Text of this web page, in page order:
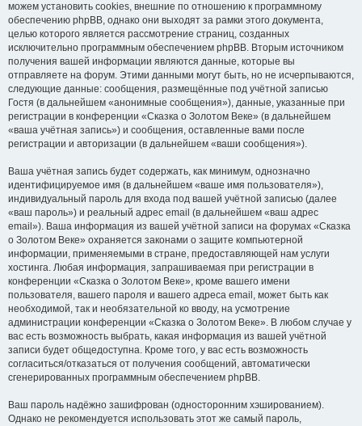
можем установить cookies, внешние по отношению к программному
обеспечению phpBB, однако они выходят за рамки этого документа,
целью которого является рассмотрение страниц, созданных
исключительно программным обеспечением phpBB. Вторым источником
получения вашей информации являются данные, которые вы
отправляете на форум. Этими данными могут быть, но не исчерпываются,
следующие данные: сообщения, размещённые под учётной записью
Гостя (в дальнейшем «анонимные сообщения»), данные, указанные при
регистрации в конференции «Сказка о Золотом Веке» (в дальнейшем
«ваша учётная запись») и сообщения, оставленные вами после
регистрации и авторизации (в дальнейшем «ваши сообщения»).
Ваша учётная запись будет содержать, как минимум, однозначно
идентифицируемое имя (в дальнейшем «ваше имя пользователя»),
индивидуальный пароль для входа под вашей учётной записью (далее
«ваш пароль») и реальный адрес email (в дальнейшем «ваш адрес
email»). Ваша информация из вашей учётной записи на форумах «Сказка
о Золотом Веке» охраняется законами о защите компьютерной
информации, применяемыми в стране, предоставляющей нам услуги
хостинга. Любая информация, запрашиваемая при регистрации в
конференции «Сказка о Золотом Веке», кроме вашего имени
пользователя, вашего пароля и вашего адреса email, может быть как
необходимой, так и необязательной ко вводу, на усмотрение
администрации конференции «Сказка о Золотом Веке». В любом случае у
вас есть возможность выбрать, какая информация из вашей учётной
записи будет общедоступна. Кроме того, у вас есть возможность
согласиться/отказаться от получения сообщений, автоматически
сгенерированных программным обеспечением phpBB.
Ваш пароль надёжно зашифрован (односторонним хэшированием).
Однако не рекомендуется использовать этот же самый пароль,